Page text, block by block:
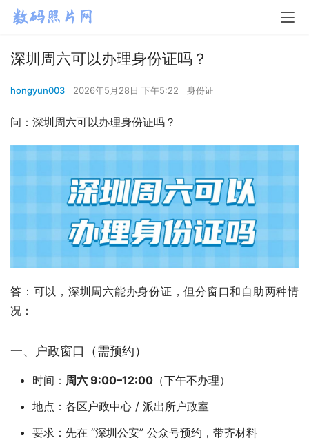
深圳周六可以办理身份证吗？
hongyun003 2026年5月28日 下午5:22 身份证
问：深圳周六可以办理身份证吗？
答： 可以，深圳周六能办身份证，但分窗口和自助两种情
况：
一、户政窗口（需预约）
时间： 周六 9:00–12:00 （下午不办理）
地点：各区户政中心 / 派出所户政室
要求：先在 “深圳公安” 公众号预约，带齐材料